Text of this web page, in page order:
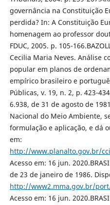
governância na Constituição
perdida? In: A Constituição
homenagem ao professor
FDUC, 2005. p. 105-
Cecilia Maria Neves. Análise
popular em planos de
empírico brasileiro e
Públicas, v. 19, n. 2, p. 423-
6.938, de 31 de agosto de
Nacional do Meio Ambiente,
formulação e aplicação, e dá
em:
http://www.planalto.gov.br/
Acesso em: 16 jun.
de 23 de janeiro de 1986.
http://www2.mma.gov.br/
Acesso em: 16 jun.